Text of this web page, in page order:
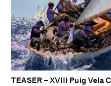
TEASER – XVIII Puig Vela